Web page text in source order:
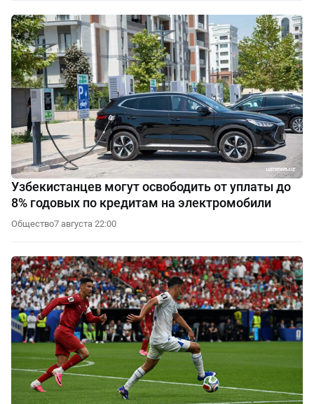
Узбекистанцев могут освободить от уплаты до
8% годовых по кредитам на электромобили
Общество7 августа 22:00